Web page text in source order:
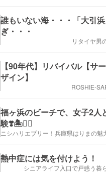
誰もいない海・・・「大引
ぎ・・・
リタイヤ男
【90年代】リバイバル【サ
ザイン】
ROSHIE-
福ヶ浜のビーチで、女子2人
験❣️🏝🏄‍♂️
熱中症には気を付けよう！
シニアライフ入口で戸惑う